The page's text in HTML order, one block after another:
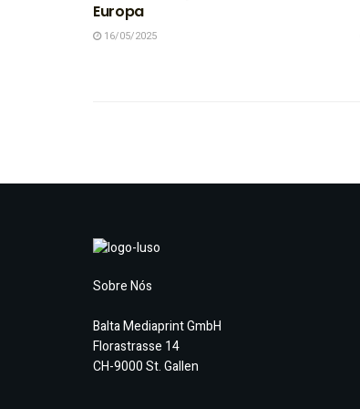
Europa
16/05/2025
Sobre Nós
Balta Mediaprint GmbH
Florastrasse 14
CH-9000 St. Gallen